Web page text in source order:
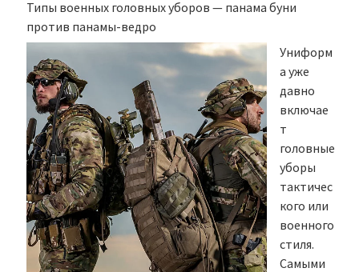
Типы военных головных уборов — панама буни
против панамы-ведро
Униформ
а уже
давно
включае
т
головные
уборы
тактичес
кого или
военного
стиля.
Самыми